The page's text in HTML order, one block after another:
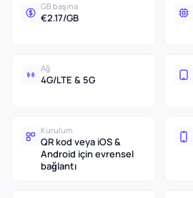
GB başına
€2.17/GB
Ağ
4G/LTE & 5G
Kurulum
QR kod veya iOS &
Android için evrensel
bağlantı